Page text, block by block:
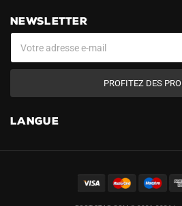
NEWSLETTER
PROFITEZ DES
LANGUE